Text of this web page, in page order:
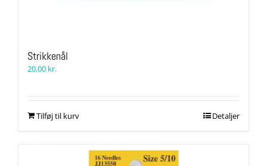
Strikkenål
20,00 kr.
Tilføj til kurv Detaljer